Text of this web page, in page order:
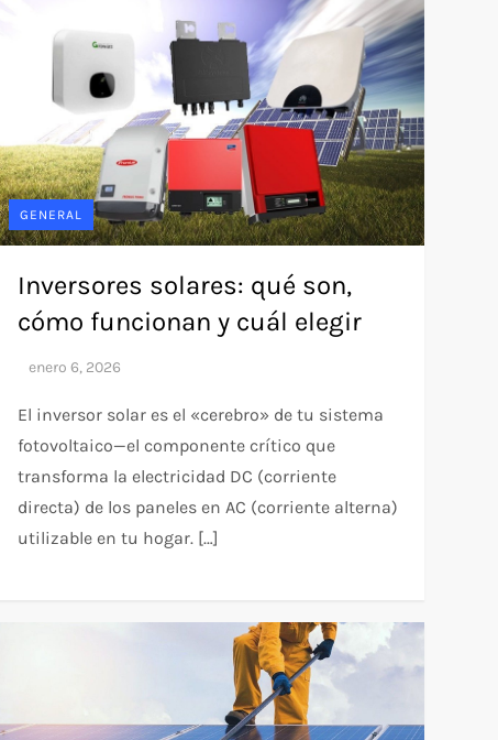
GENERAL
Inversores solares: qué son,
cómo funcionan y cuál elegir
El inversor solar es el «cerebro» de tu sistema
fotovoltaico—el componente crítico que
transforma la electricidad DC (corriente
directa) de los paneles en AC (corriente alterna)
utilizable en tu hogar. […]